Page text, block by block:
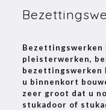
Bezettingswerken
pleisterwerken,
bezettingswerken
u binnenkort
zeer groot dat u
stukadoor of